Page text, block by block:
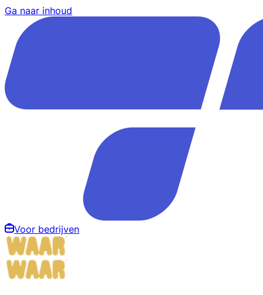
Ga naar inhoud
Voor bedrijven